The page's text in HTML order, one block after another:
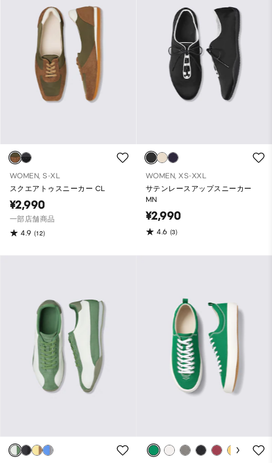
WOMEN, S-XL
スクエアトゥスニーカー CL
¥2,990
一部店舗商品
4.9 (12)
WOMEN, XS-XXL
サテンレースアップスニーカー
MN
¥2,990
4.6 (3)